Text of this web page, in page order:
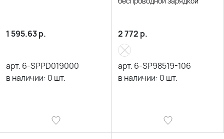
1 595.63р.
арт. 6-SPPD019000
в наличии: 0 шт.
2 772 р.
арт. 6-SP98519-106
в наличии: 0 шт.